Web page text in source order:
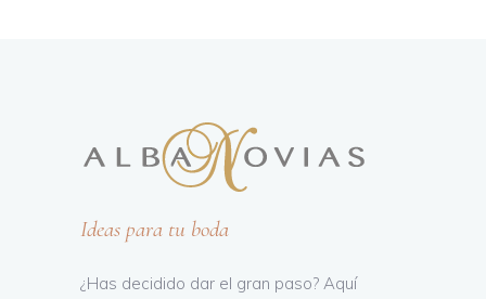
Ideas para tu boda
¿Has decidido dar el gran paso? Aquí